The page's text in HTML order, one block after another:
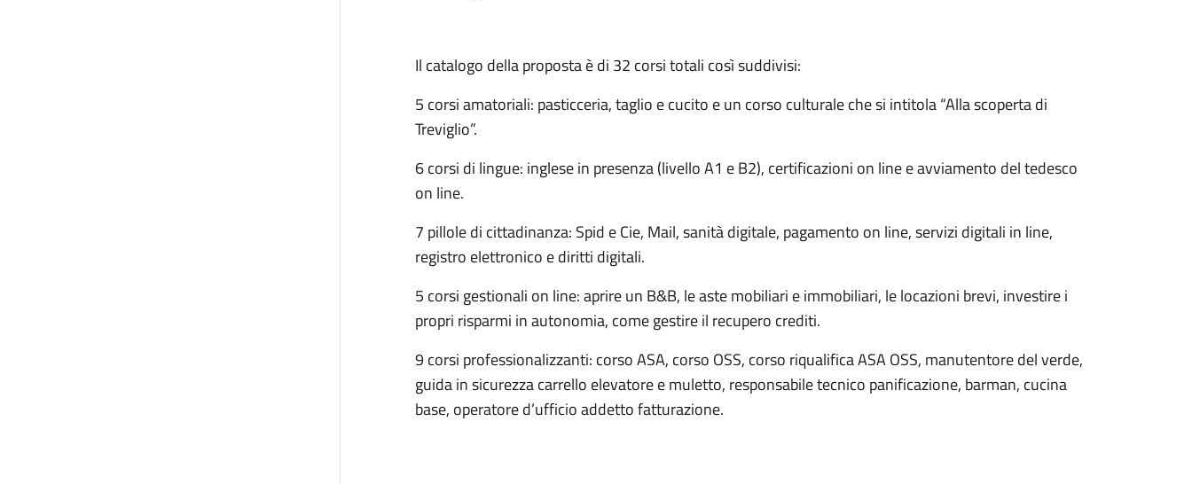
Il catalogo della proposta è di 32 corsi totali così suddivisi:
5 corsi amatoriali: pasticceria, taglio e cucito e un corso culturale che si intitola “Alla scoperta di
Treviglio”.
6 corsi di lingue: inglese in presenza (livello A1 e B2), certificazioni on line e avviamento del tedesco
on line.
7 pillole di cittadinanza: Spid e Cie, Mail, sanità digitale, pagamento on line, servizi digitali in line,
registro elettronico e diritti digitali.
5 corsi gestionali on line: aprire un B&B, le aste mobiliari e immobiliari, le locazioni brevi, investire i
propri risparmi in autonomia, come gestire il recupero crediti.
9 corsi professionalizzanti: corso ASA, corso OSS, corso riqualifica ASA OSS, manutentore del verde,
guida in sicurezza carrello elevatore e muletto, responsabile tecnico panificazione, barman, cucina
base, operatore d’ufficio addetto fatturazione.